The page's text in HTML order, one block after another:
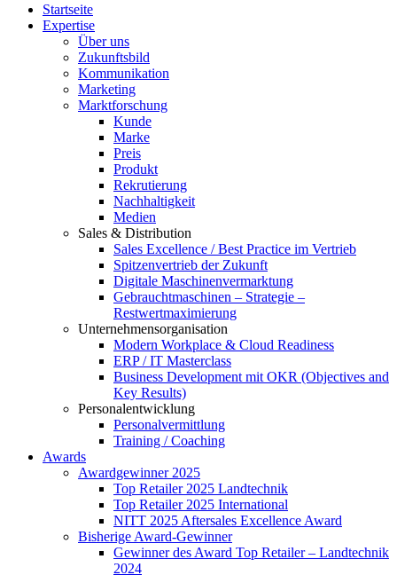
Close
Menu
Startseite
Expertise
Über uns
Zukunftsbild
Kommunikation
Marketing
Marktforschung
Kunde
Marke
Preis
Produkt
Rekrutierung
Nachhaltigkeit
Medien
Sales & Distribution
Sales Excellence / Best Practice im Vertrieb
Spitzenvertrieb der Zukunft
Digitale Maschinenvermarktung
Gebrauchtmaschinen – Strategie –
Restwertmaximierung
Unternehmensorganisation
Modern Workplace & Cloud Readiness
ERP / IT Masterclass
Business Development mit OKR (Objectives and
Key Results)
Personalentwicklung
Personalvermittlung
Training / Coaching
Awards
Awardgewinner 2025
Top Retailer 2025 Landtechnik
Top Retailer 2025 International
NITT 2025 Aftersales Excellence Award
Bisherige Award-Gewinner
Gewinner des Award Top Retailer – Landtechnik
2024